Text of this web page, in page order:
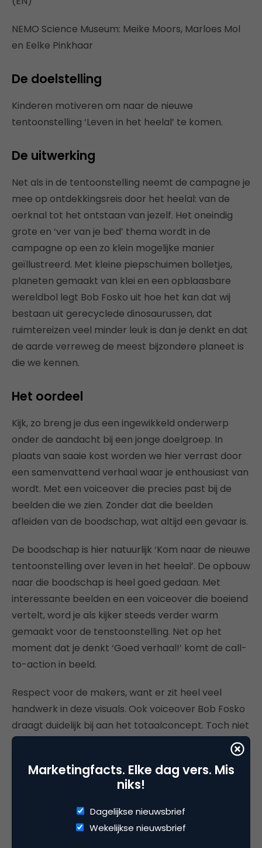
NEMO Science Museum: Meike Moors, Marloes Mol
en Eelke Pinkhaar
De doelstelling
Kinderen motiveren om naar de nieuwe
tentoonstelling ‘Leven in het heelal’ te komen.
De uitwerking
Net als in de tentoonstelling neemt de campagne je
mee op ontdekkingsreis door het heelal: van de
oerknal tot het ontstaan van jezelf. Het oneindig
grote en ‘ver van je bed’ thema wordt in de
campagne op een zo klein mogelijke manier
geïllustreerd. Met kleine piepschuimen bolletjes,
planeten gemaakt van klei en een opblaasbare
wereldbol legt Bob Fosko uit hoe het kan dat wij
bestaan uit gerecyclede dinosaurussen, dat
ruimtereizen veel minder leuk is dan je denkt en dat
de aarde verreweg de meest bijzondere planeet is
die we kennen.
Het oordeel
Kijk, zo breng je dus een ingewikkeld onderwerp
onder de aandacht bij een jonge doelgroep. In
plaats van saaie kost worden we hier verrast door
een samenvattend verhaal waar je enthousiast van
wordt. Met een voiceover die precies past bij de
beelden die we zien. Zonder dat die beelden
afleiden van de boodschap, wat altijd een gevaar is.
De boodschap is hier natuurlijk ‘Kom naar de nieuwe
tentoonstelling over leven in het heelal’. De opbouw
naar die boodschap is heel goed gedaan. Met
interessante beelden en een voiceover die boeiend
vertelt, word je als kijker steeds verder warm
gemaakt voor de tenstoonstelling. Net op het
moment dat je denkt ‘Goed verhaal!’ komt de call-
to-action in beeld.
Respect voor de makers, want er zit heel veel
handwerk in deze visuals. Ook voiceover Bob Fosko
draagt duidelijk bij aan het totaalconcept. Toch niet
slecht gedaan voor wat sterrenstof…
Deel dit artikel
Marketingfacts. Elke dag vers. Mis
niks!
Dagelijkse nieuwsbrief
Wekelijkse nieuwsbrief